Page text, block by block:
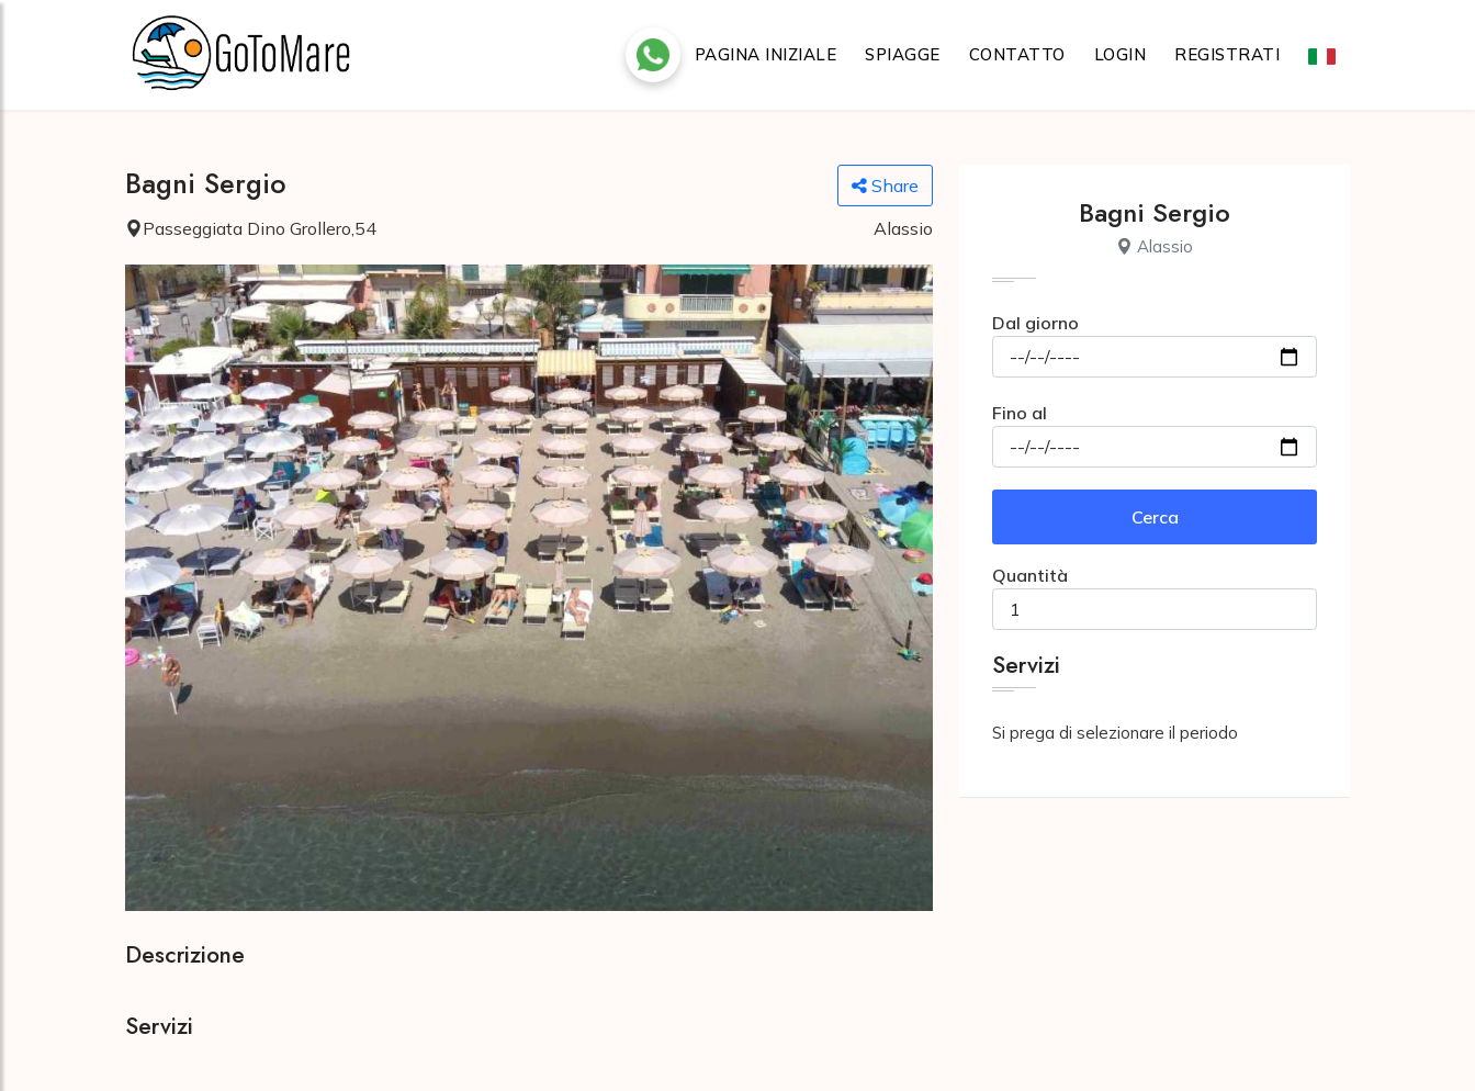
PAGINA INIZIALE SPIAGGE CONTATTO LOGIN REGISTRATI
Bagni Sergio
Share
Passeggiata Dino Grollero,54
Alassio Bagni Sergio
Alassio
Dal giorno
Fino al
Cerca
Quantità
Servizi
Si prega di selezionare il periodo
Descrizione
Servizi